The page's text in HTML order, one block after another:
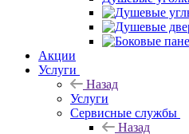
Акции
Услуги
Назад
Услуги
Сервисные службы
Назад